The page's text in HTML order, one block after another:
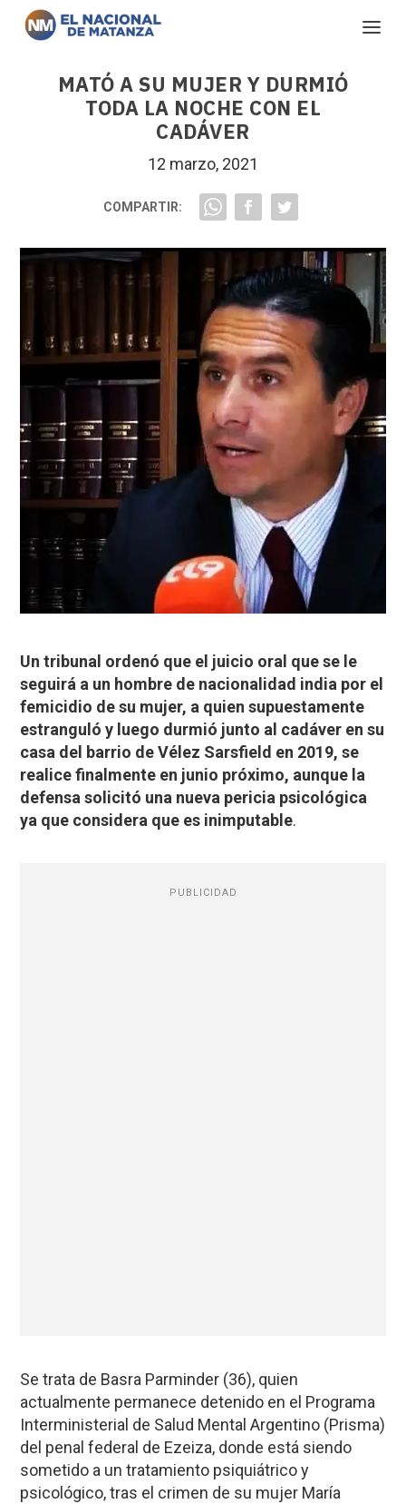
MATÓ A SU MUJER Y DURMIÓ
TODA LA NOCHE CON EL
CADÁVER
12 marzo, 2021
COMPARTIR:
Un tribunal ordenó que el juicio oral que se le
seguirá a un hombre de nacionalidad india por el
femicidio de su mujer, a quien supuestamente
estranguló y luego durmió junto al cadáver en su
casa del barrio de Vélez Sarsfield en 2019, se
realice finalmente en junio próximo, aunque la
defensa solicitó una nueva pericia psicológica
ya que considera que es inimputable.
PUBLICIDAD
Se trata de Basra Parminder (36), quien
actualmente permanece detenido en el Programa
Interministerial de Salud Mental Argentino (Prisma)
del penal federal de Ezeiza, donde está siendo
sometido a un tratamiento psiquiátrico y
psicológico, tras el crimen de su mujer María